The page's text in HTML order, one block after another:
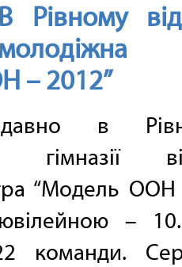
В Рівному
– 2012”
в
гімназії
“Модель ООН
–
команди.